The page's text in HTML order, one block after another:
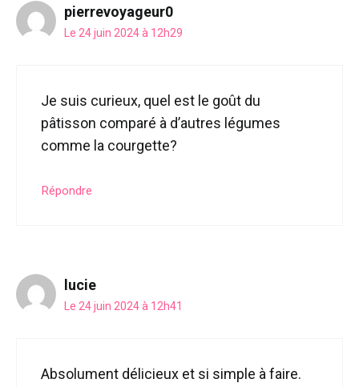
pierrevoyageur0
Le 24 juin 2024 à 12h29
Je suis curieux, quel est le goût du
pâtisson comparé à d’autres légumes
comme la courgette?
Répondre
lucie
Le 24 juin 2024 à 12h41
Absolument délicieux et si simple à faire.